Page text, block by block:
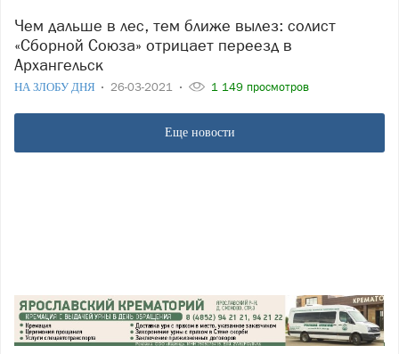
Чем дальше в лес, тем ближе вылез: солист
«Сборной Союза» отрицает переезд в
Архангельск
НА ЗЛОБУ ДНЯ 26-03-2021 1 149 просмотров
Еще новости